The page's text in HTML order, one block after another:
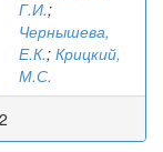
Г.И.;
Чернышева,
Е.К.; Крицкий,
М.С.